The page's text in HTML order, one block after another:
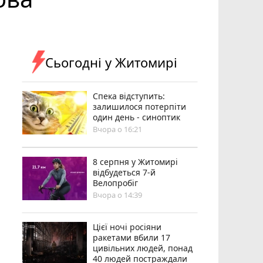
Сьогодні у Житомирі
Спека відступить:
залишилося потерпіти
один день - синоптик
Вчора о 16:21
8 серпня у Житомирі
відбудеться 7-й
Велопробіг
Вчора о 14:39
Цієї ночі росіяни
ракетами вбили 17
цивільних людей, понад
40 людей постраждали